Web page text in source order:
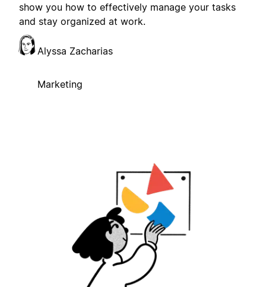
show you how to effectively manage your tasks
and stay organized at work.
Alyssa Zacharias
Marketing